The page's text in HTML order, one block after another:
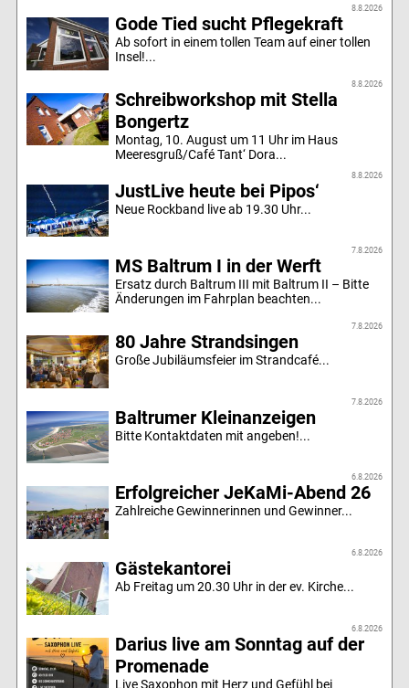
8.8.2026
Gode Tied sucht Pflegekraft
Ab sofort in einem tollen Team auf einer tollen
Insel!...
8.8.2026
Schreibworkshop mit Stella
Bongertz
Montag, 10. August um 11 Uhr im Haus
Meeresgruß/Café Tant‘ Dora...
8.8.2026
JustLive heute bei Pipos‘
Neue Rockband live ab 19.30 Uhr...
7.8.2026
MS Baltrum I in der Werft
Ersatz durch Baltrum III mit Baltrum II – Bitte
Änderungen im Fahrplan beachten...
7.8.2026
80 Jahre Strandsingen
Große Jubiläumsfeier im Strandcafé...
7.8.2026
Baltrumer Kleinanzeigen
Bitte Kontaktdaten mit angeben!...
6.8.2026
Erfolgreicher JeKaMi-Abend 26
Zahlreiche Gewinnerinnen und Gewinner...
6.8.2026
Gästekantorei
Ab Freitag um 20.30 Uhr in der ev. Kirche...
6.8.2026
Darius live am Sonntag auf der
Promenade
Live Saxophon mit Herz und Gefühl bei